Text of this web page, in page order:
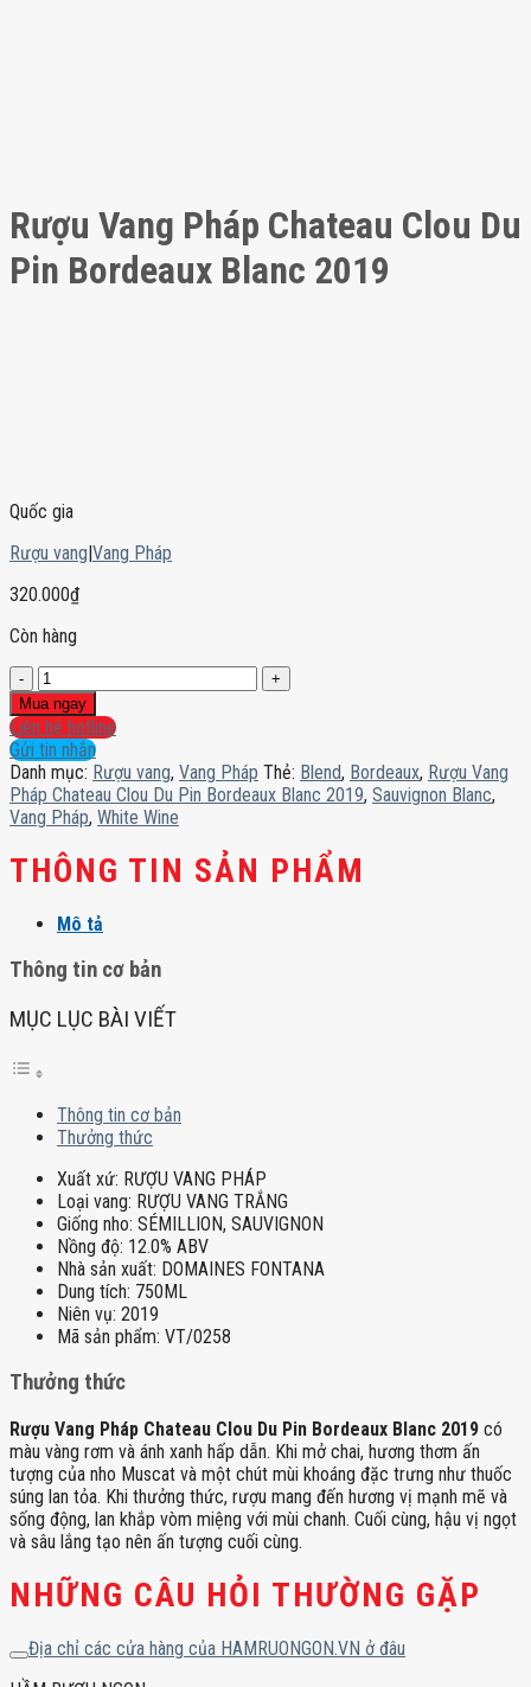
Rượu Vang Pháp Chateau Clou Du
Pin Bordeaux Blanc 2019
Quốc gia
Rượu vang|Vang Pháp
320.000₫
Còn hàng
Rượu
Vang
Pháp
Chateau
Clou
Du
Pin
Bordeaux
Blanc
2019
lượng
Mua ngay
Liên hệ hotline
Gửi tin nhắn
Danh mục: Rượu vang, Vang Pháp Thẻ: Blend, Bordeaux, Rượu Vang
Pháp Chateau Clou Du Pin Bordeaux Blanc 2019, Sauvignon Blanc,
Vang Pháp, White Wine
THÔNG TIN SẢN PHẨM
Mô tả
Thông tin cơ bản
MỤC LỤC BÀI VIẾT
Thông tin cơ bản
Thưởng thức
Xuất xứ: RƯỢU VANG PHÁP
Loại vang: RƯỢU VANG TRẮNG
Giống nho: SÉMILLION, SAUVIGNON
Nồng độ: 12.0% ABV
Nhà sản xuất: DOMAINES FONTANA
Dung tích: 750ML
Niên vụ: 2019
Mã sản phẩm: VT/0258
Thưởng thức
Rượu Vang Pháp Chateau Clou Du Pin Bordeaux Blanc 2019 có
màu vàng rơm và ánh xanh hấp dẫn. Khi mở chai, hương thơm ấn
tượng của nho Muscat và một chút mùi khoáng đặc trưng như thuốc
súng lan tỏa. Khi thưởng thức, rượu mang đến hương vị mạnh mẽ và
sống động, lan khắp vòm miệng với mùi chanh. Cuối cùng, hậu vị ngọt
và sâu lắng tạo nên ấn tượng cuối cùng.
NHỮNG CÂU HỎI THƯỜNG GẶP
Địa chỉ các cửa hàng của HAMRUONGON.VN ở đâu